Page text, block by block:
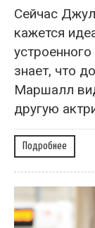
Сейчас
кажется
знает, что
Маршалл
другую
Подробнее